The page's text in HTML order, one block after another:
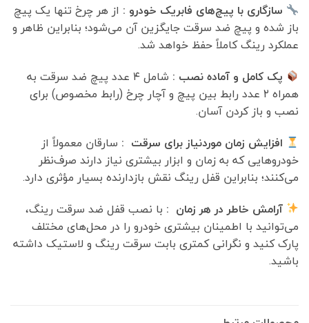
سازگاری با پیچ‌های فابریک خودرو : از هر چرخ تنها یک پیچ
باز شده و پیچ ضد سرقت جایگزین آن می‌شود؛ بنابراین ظاهر و
عملکرد رینگ کاملاً حفظ خواهد شد.
پک کامل و آماده نصب :
شامل ۴ عدد پیچ ضد سرقت به
همراه ۲ عدد رابط بین پیچ و آچار چرخ (رابط مخصوص) برای
نصب و باز کردن آسان.
افزایش زمان موردنیاز برای سرقت : سارقان معمولاً از
خودروهایی که به زمان و ابزار بیشتری نیاز دارند صرف‌نظر
می‌کنند؛ بنابراین قفل رینگ نقش بازدارنده بسیار مؤثری دارد.
آرامش خاطر در هر زمان : با نصب قفل ضد سرقت رینگ،
می‌توانید با اطمینان بیشتری خودرو را در محل‌های مختلف
پارک کنید و نگرانی کمتری بابت سرقت رینگ و لاستیک داشته
باشید.